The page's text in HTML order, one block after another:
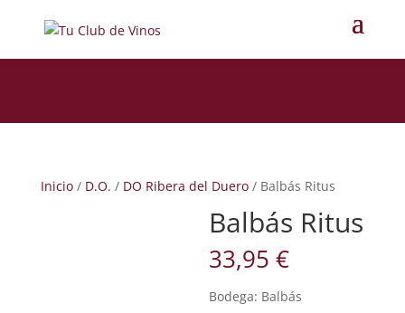
Inicio/ D.O. / DO Ribera del Duero/ Balbás Ritus
Balbás Ritus
33,95€
Bodega: Balbás